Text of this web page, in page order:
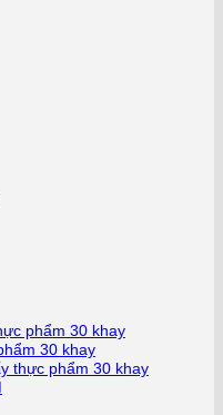
phẩm 30 khay
30 khay
thực phẩm 30 khay